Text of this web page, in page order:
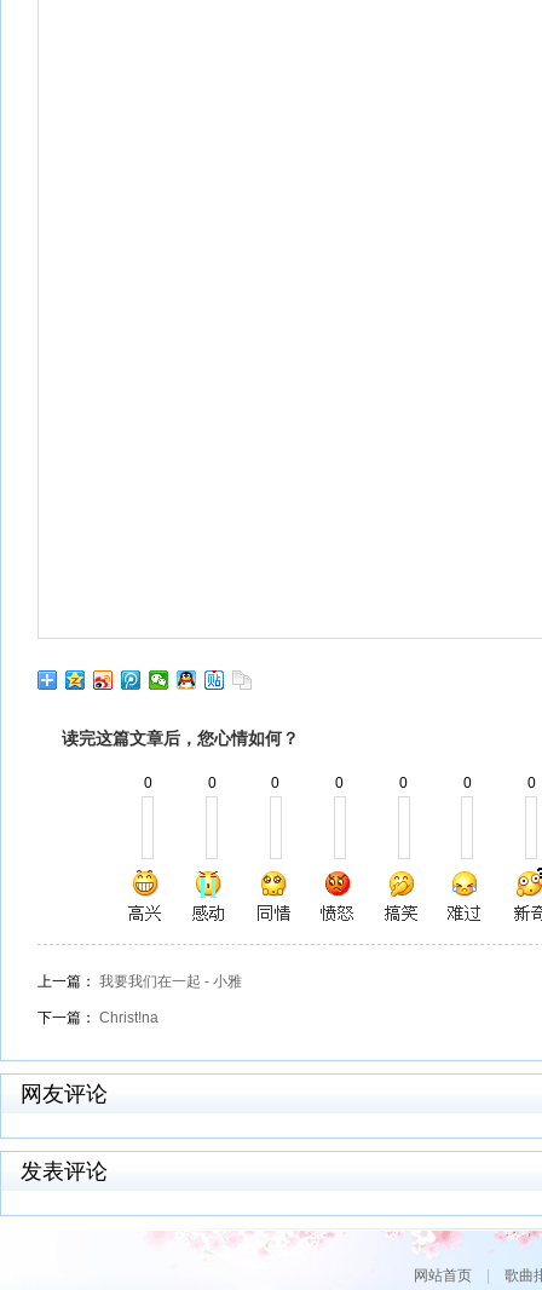
读完这篇文章后，您心情如何？
0 0 0 0 0 0 0
上一篇： 我要我们在一起 - 小雅
下一篇： Christ!na
网友评论
发表评论
网站首页| 歌曲